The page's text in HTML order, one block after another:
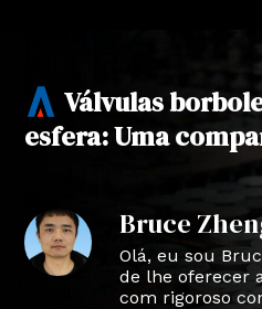
Válvulas
esfera: Uma
Bruce
Olá, eu sou
de lhe oferecer
com rigoroso